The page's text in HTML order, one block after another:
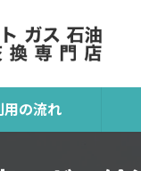
用の流れ